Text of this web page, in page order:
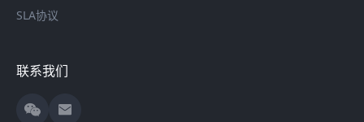
SLA协议
联系我们